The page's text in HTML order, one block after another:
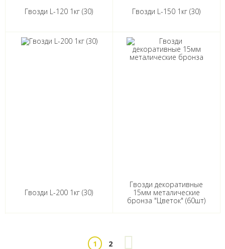
Гвозди L-120 1кг (30) Гвозди L-150 1кг (30)
Гвозди L-200 1кг (30)
Гвозди декоративные
15мм металические
бронза "Цветок" (60шт)
1 2